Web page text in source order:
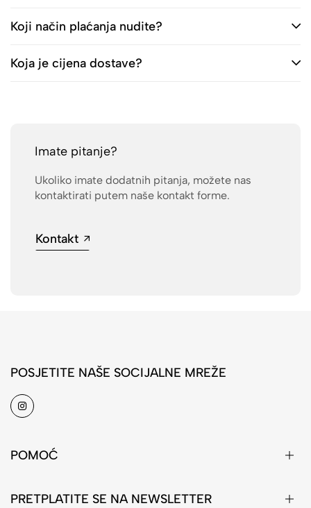
Koji način plaćanja nudite?
Koja je cijena dostave?
Imate pitanje?
Ukoliko imate dodatnih pitanja, možete nas
kontaktirati putem naše kontakt forme.
Kontakt
POSJETITE NAŠE SOCIJALNE MREŽE
POMOĆ
PRETPLATITE SE NA NEWSLETTER